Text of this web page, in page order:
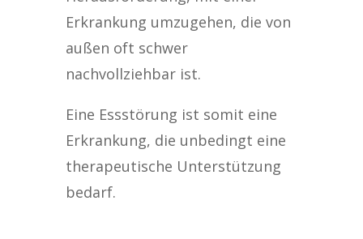
Erkrankung umzugehen, die von
außen oft schwer
nachvollziehbar ist.
Eine Essstörung ist somit eine
Erkrankung, die unbedingt eine
therapeutische Unterstützung
bedarf.